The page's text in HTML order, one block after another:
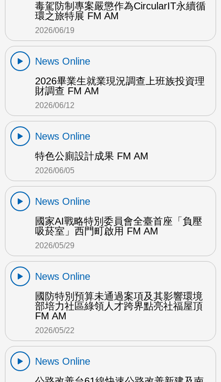
毒駕防制專案嚴懲作為CircularIT永續循
環之旅特展 FM AM
2026/06/19
News Online
2026畢業生就業現況調查上班族投資理
財調查 FM AM
2026/06/12
News Online
特色公廁設計成果 FM AM
2026/06/05
News Online
國家AI戰略特別委員會全臺首座「負壓
吸菸室」西門町啟用 FM AM
2026/05/29
News Online
國防特別預算未通過案項及其影響環境
部培力社區綠領人才跨界點亮社福屋頂
FM AM
2026/05/22
News Online